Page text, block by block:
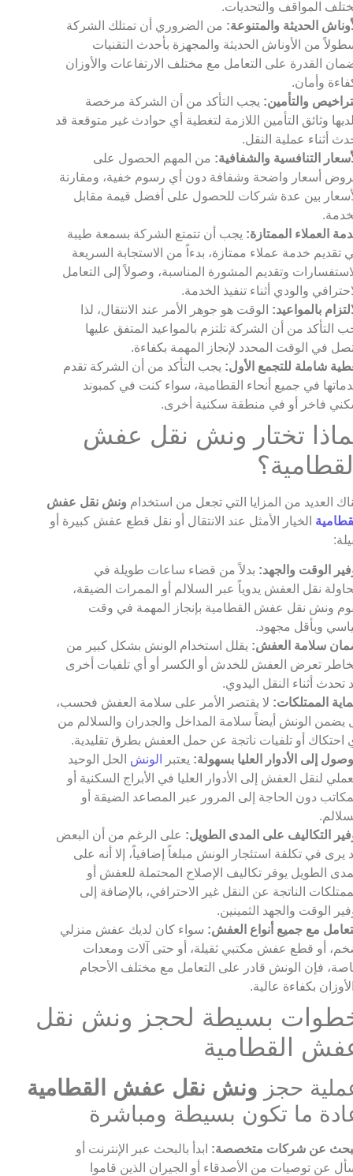
المواقف والتحديات.
الحديثة والمتنوعة: من الضروري أن تمتلك الشركة
من الأوناش الحديثة والمجهزة بأحدث التقنيات
القدرة على التعامل مع مختلف الارتفاعات والأوزان
وأمان.
والتأمين: يجب التأكد من أن الشركة مرخصة
وثائق التأمين اللازمة لتغطية أي حوادث غير متوقعة قد
أثناء عملية النقل.
التنافسية والشفافية: من المهم الحصول على
أسعار واضحة وشفافة دون أي رسوم خفية، ومقارنة
بين عدة شركات للحصول على أفضل قيمة مقابل
العملاء الممتازة: يجب أن تتمتع الشركة بسمعة طيبة
تقديم خدمة عملاء ممتازة، بدءاً من الاستجابة السريعة
وتقديم المشورة المناسبة، وصولاً إلى التعامل
والودي أثناء تنفيذ الخدمة.
بالمواعيد: الوقت هو جوهر الأمر عند الانتقال، لذا
التأكد من أن الشركة تلتزم بالمواعيد المتفق عليها
في الوقت المحدد لإنجاز المهمة بكفاءة.
شاملة للتجمع الأول: يجب التأكد من أن الشركة تقدم
في جميع أنحاء القطامية، سواء كنت في كمبوند
فاخر أو في منطقة سكنية أخرى.
تختار ونش نقل عفش
العديد من المزايا التي تجعل من استخدام ونش نقل عفش
الخيار الأمثل عند الانتقال أو نقل قطع عفش كبيرة أو
الوقت والجهد: بدلاً من قضاء ساعات طويلة في
نقل العفش يدوياً عبر السلالم أو الممرات الضيقة،
ونش نقل عفش القطامية بإنجاز المهمة في وقت
وبأقل مجهود.
سلامة العفش: يقلل استخدام الونش بشكل كبير من
تعرض العفش للخدش أو الكسر أو أي تلفيات أخرى
تحدث أثناء النقل اليدوي.
الممتلكات: لا يقتصر الأمر على سلامة العفش فحسب،
يضمن الونش أيضاً سلامة المداخل والجدران والسلالم من
احتكاك أو تلفيات ناتجة عن حمل العفش بطرق تقليدية.
إلى الأدوار العليا بسهولة: يعتبر الونش الحل الوحيد
لنقل العفش إلى الأدوار العليا في الأبراج السكنية أو
دون الحاجة إلى المرور عبر المصاعد الضيقة أو
التكاليف على المدى الطويل: على الرغم من أن البعض
يرى في تكلفة استئجار الونش مبلغاً إضافياً، إلا أنه على
الطويل يوفر تكاليف الإصلاح المحتملة للعفش أو
الناتجة عن النقل غير الاحترافي، بالإضافة إلى
الوقت والجهد الثمينين.
مع جميع أنواع العفش: سواء كان لديك عفش منزلي
أو قطع عفش مكتبي ثقيلة، أو حتى آلات ومعدات
فإن الونش قادر على التعامل مع مختلف الأحجام
بكفاءة عالية.
بسيطة لحجز ونش نقل
القطامية
حجز ونش نقل عفش القطامية
ما تكون بسيطة ومباشرة
عن شركات متخصصة: ابدأ بالبحث عبر الإنترنت أو
عن توصيات من الأصدقاء أو الجيران الذين قاموا